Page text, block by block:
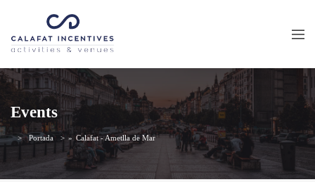
Events
Portada » Calafat - Ametlla de Mar